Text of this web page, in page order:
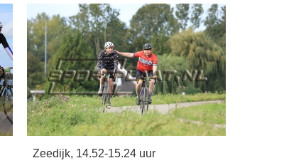
Zeedijk, 14.52-15.24 uur